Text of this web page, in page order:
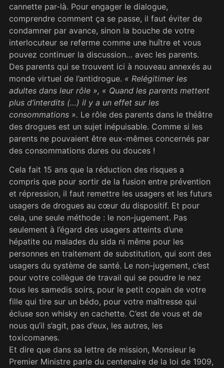
cannette par-là. Pour engager le dialogue,
comprendre comment ça se passe, il faut éviter de
condamner par avance, sinon la bouche de votre
interlocuteur se referme comme une huître et vous
pouvez continuer la discussion… avec les parents.
Des parents qui se trouvent ici à nouveau annexés au
monde virtuel de l’antidrogue. « Relégitimer les
adultes dans leur rôle », « Quand les parents mettent
plus d’interdits (…) il y a un effet sur les
consommations ». Le rôle des parents dans le théâtre
des drogues est un sujet inépuisable. Comme si les
parents ne pouvaient être eux-mêmes concernés par
des consommations dures ou douces !
Cela fait 15 ans que la réduction des risques a
compris que pour sortir de la fusion entre prévention
et répression, il faut remettre les usagers et les futurs
usagers de drogues au cœur du dispositif. Et pour
cela, une seule méthode : le non-jugement. Pas
seulement à l’égard des usagers atteints d’une
hépatite ou malades du sida ni même pour les
personnes en traitement de substitution, qui sont des
usagers du système de santé. Le non-jugement, c’est
pour votre collègue de travail qui se poudre le nez
tous les samedis soirs, pour le petit copain de votre
fille qui tire sur un bédo, pour votre maîtresse qui
écluse son whisky en cachette. C’est de vous et de
nous qu’il s’agit, pas d’eux, les autres, les
toxicomanes.
Et dire que dans sa lettre de mission, Monsieur le
Premier Ministre parle du centenaire de la loi de 1909,